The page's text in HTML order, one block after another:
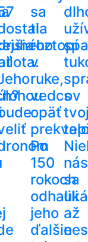
sa
ti
roztopí
v
ruke,
vedcov
opäť
Po
150
rokoch
odhalili
jeho
ďalšie
s
sa
až